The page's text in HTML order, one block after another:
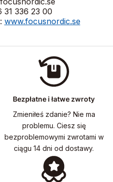
31 336 23 00
www.focusnordic.se
Bezpłatne i łatwe zwroty
Zmieniłeś zdanie? Nie ma
problemu. Ciesz się
bezproblemowymi zwrotami w
ciągu 14 dni od dostawy.